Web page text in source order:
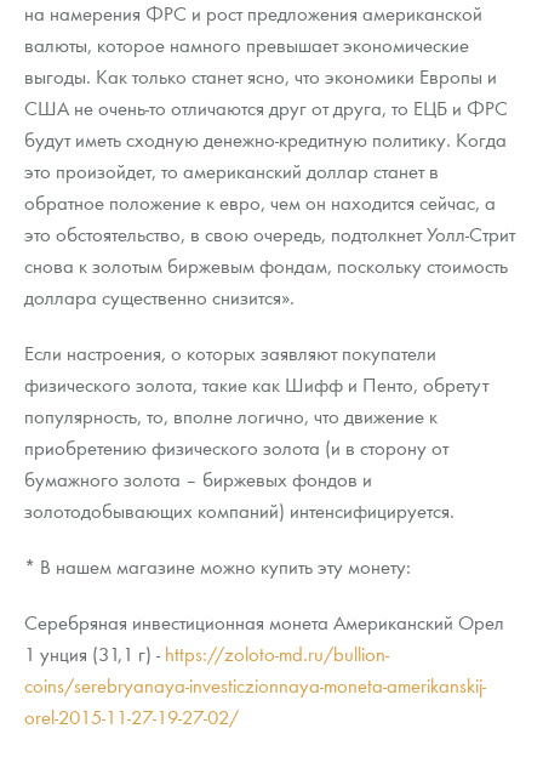
на намерения ФРС и рост предложения американской
валюты, которое намного превышает экономические
выгоды. Как только станет ясно, что экономики Европы и
США не очень-то отличаются друг от друга, то ЕЦБ и ФРС
будут иметь сходную денежно-кредитную политику. Когда
это произойдет, то американский доллар станет в
обратное положение к евро, чем он находится сейчас, а
это обстоятельство, в свою очередь, подтолкнет Уолл-Стрит
снова к золотым биржевым фондам, поскольку стоимость
доллара существенно снизится».
Если настроения, о которых заявляют покупатели
физического золота, такие как Шифф и Пенто, обретут
популярность, то, вполне логично, что движение к
приобретению физического золота (и в сторону от
бумажного золота – биржевых фондов и
золотодобывающих компаний) интенсифицируется.
* В нашем магазине можно купить эту монету:
Серебряная инвестиционная монета Американский Орел
1 унция (31,1 г) - https://zoloto-md.ru/bullion-
coins/serebryanaya-investiczionnaya-moneta-amerikanskij-
orel-2015-11-27-19-27-02/